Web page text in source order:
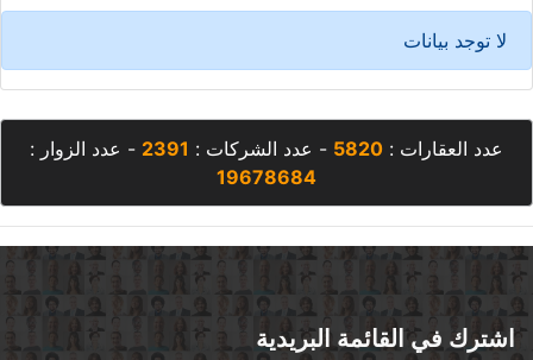
لا توجد بيانات
عدد العقارات : 5820 - عدد الشركات : 2391 - عدد الزوار :
19678684
اشترك في القائمة البريدية